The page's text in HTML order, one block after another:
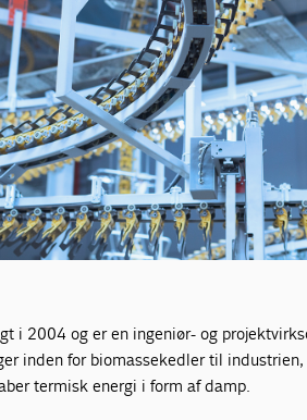
i 2004 og er en ingeniør- og
inden for biomassekedler til
termisk energi i form af damp.